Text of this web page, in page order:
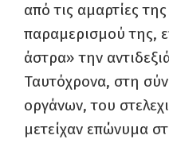
από τις αμαρτίες
παραμερισμού της,
άστρα» την
Ταυτόχρονα, στη
οργάνων, του
μετείχαν επώνυμα